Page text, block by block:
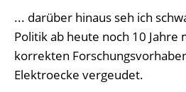
... darüber hinaus seh ich
Politik ab heute noch 10 Jahre
korrekten
Elektroecke vergeudet.